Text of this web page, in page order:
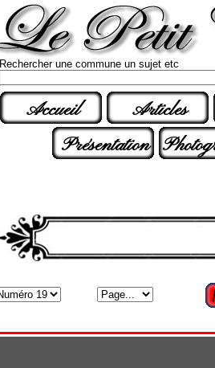
Rechercher une commune un sujet etc
Accueil Articles
Présentation